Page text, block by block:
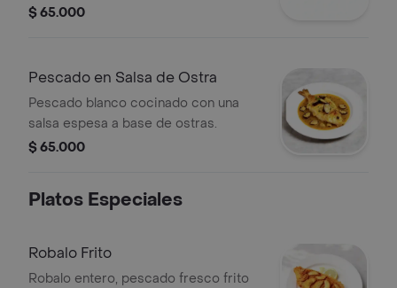
vegetales frescos.
$ 65.000
Pescado en Salsa de Ostra
Pescado blanco cocinado con una
salsa espesa a base de ostras.
$ 65.000
Platos Especiales
Robalo Frito
Robalo entero, pescado fresco frito